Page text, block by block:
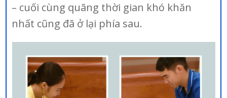
– cuối cùng quãng thời gian khó khăn
nhất cũng đã ở lại phía sau.